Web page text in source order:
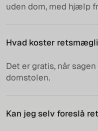
uden dom, med hjælp
Hvad koster
Det er gratis, når
domstolen.
Kan jeg selv foreslå